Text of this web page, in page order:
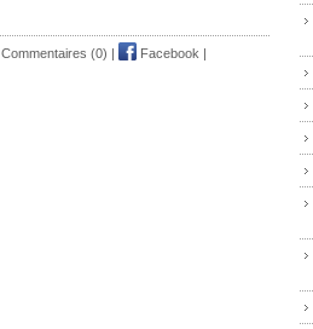
Commentaires (0) | Facebook |